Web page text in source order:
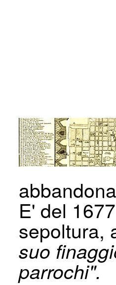
E' del
sepoltura,
suo
parrochi".